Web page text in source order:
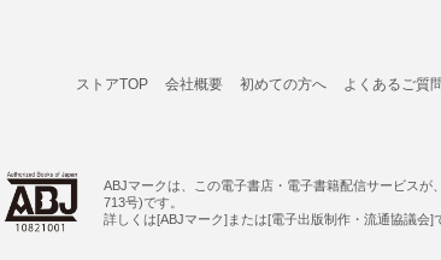
ストアTOP 会社概要 初めての方へ よくあるご質
ABJマークは、この電子書店・電子書籍配信サービス
713号)です。
詳しくは[ABJマーク]または[電子出版制作・流通協議会]